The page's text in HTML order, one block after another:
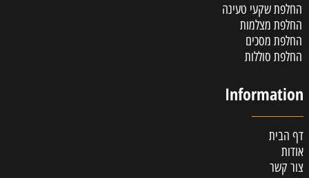
החלפת שקעי טעינה
החלפת מצלמות
החלפת מסכים
החלפת סוללות
Information
דף הבית
אודות
צור קשר